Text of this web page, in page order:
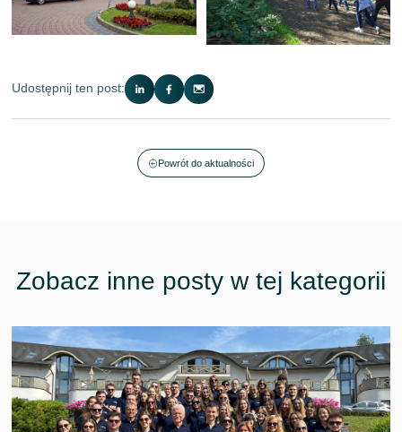
Udostępnij ten post:
Powrót do aktualności
Zobacz inne posty w tej kategorii